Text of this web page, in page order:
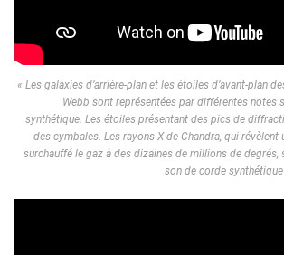
« Les galaxies d’arrière-plan et les étoiles d’avant-plan
Webb sont représentées par différentes notes
synthétique. Les étoiles présentant des pics de
des cymbales. Les rayons X de Chandra, qui révèlent
surchauffé le gaz à des dizaines de millions de degrés,
son de corde synthétique